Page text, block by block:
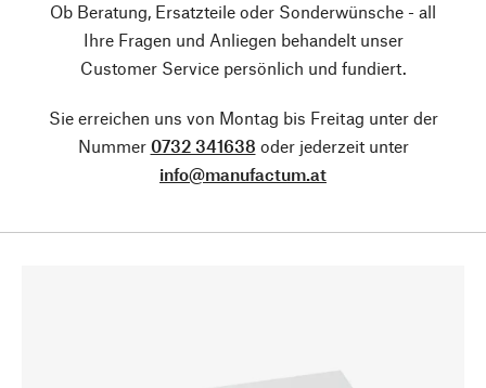
Ob Beratung, Ersatzteile oder Sonderwünsche - all
Ihre Fragen und Anliegen behandelt unser
Customer Service persönlich und fundiert.
Sie erreichen uns von Montag bis Freitag unter der
Nummer 0732 341638 oder jederzeit unter
info@manufactum.at